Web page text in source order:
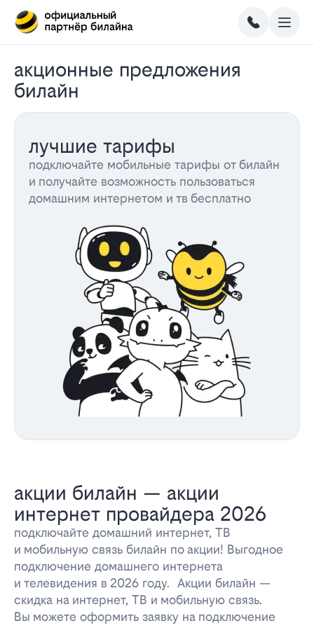
акционные предложения
билайн
лучшие тарифы
подключайте мобильные тарифы от билайн
и получайте возможность пользоваться
домашним интернетом и тв бесплатно
акции билайн — акции
интернет провайдера 2026
подключайте домашний интернет, ТВ
и мобильную связь билайн по акции! Выгодное
подключение домашнего интернета
и телевидения в 2026 году. Акции билайн —
скидка на интернет, ТВ и мобильную связь.
Вы можете оформить заявку на подключение